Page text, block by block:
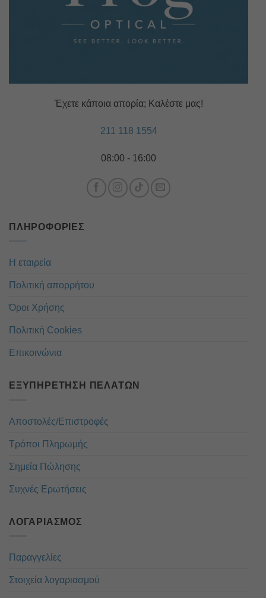
Έχετε κάποια απορία; Καλέστε μας!
211 118 1554
08:00 - 16:00
ΠΛΗΡΟΦΟΡΊΕΣ
Η εταιρεία
Πολιτική απορρήτου
Όροι Χρήσης
Πολιτική Cookies
Επικοινώνια
ΕΞΥΠΗΡΈΤΗΣΗ ΠΕΛΑΤΏΝ
Αποστολές/Επιστροφές
Τρόποι Πληρωμής
Σημεία Πώλησης
Συχνές Ερωτήσεις
ΛΟΓΑΡΙΑΣΜΌΣ
Παραγγελίες
Στοιχεία λογαριασμού